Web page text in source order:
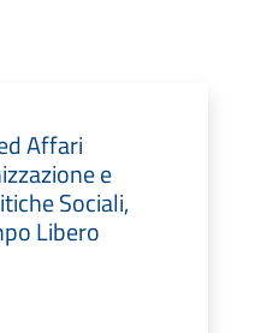
Affari
e
Sociali,
Libero